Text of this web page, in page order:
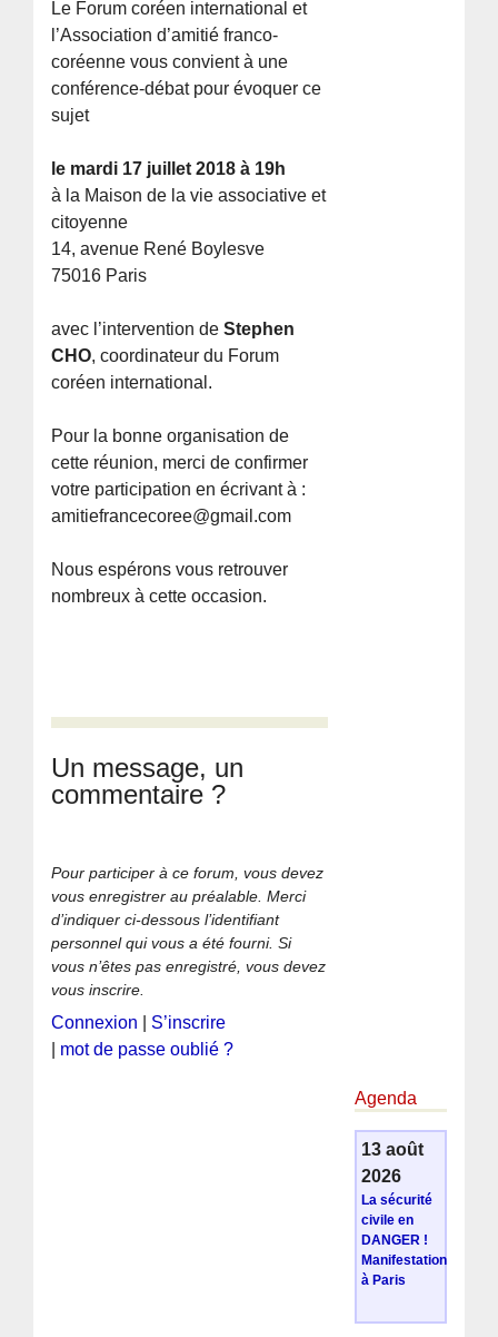
Le Forum coréen international et
l’Association d’amitié franco-
coréenne vous convient à une
conférence-débat pour évoquer ce
sujet
le mardi 17 juillet 2018 à 19h
à la Maison de la vie associative et
citoyenne
14, avenue René Boylesve
75016 Paris
avec l’intervention deStephen
CHO, coordinateur du Forum
coréen international.
Pour la bonne organisation de
cette réunion, merci de confirmer
votre participation en écrivant à :
amitiefrancecoree@gmail.com
Nous espérons vous retrouver
nombreux à cette occasion.
Un message, un
commentaire ?
Pour participer à ce forum, vous devez
vous enregistrer au préalable. Merci
d’indiquer ci-dessous l’identifiant
personnel qui vous a été fourni. Si
vous n’êtes pas enregistré, vous devez
vous inscrire.
Connexion
S’inscrire
mot de passe oublié ?
Agenda
13 août
2026
La sécurité
civile en
DANGER !
Manifestation
à Paris